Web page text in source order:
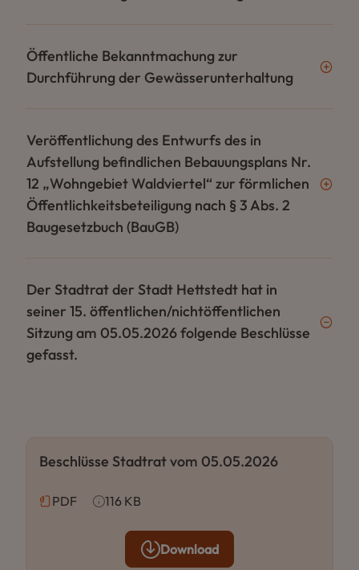
Öffentliche Bekanntmachung zur
Durchführung der Gewässerunterhaltung
Veröffentlichung des Entwurfs des in
Aufstellung befindlichen Bebauungsplans Nr.
12 „Wohngebiet Waldviertel“ zur förmlichen
Öffentlichkeitsbeteiligung nach § 3 Abs. 2
Baugesetzbuch (BauGB)
Der Stadtrat der Stadt Hettstedt hat in
seiner 15. öffentlichen/nichtöffentlichen
Sitzung am 05.05.2026 folgende Beschlüsse
gefasst.
Beschlüsse Stadtrat vom 05.05.2026
PDF 116 KB
Download